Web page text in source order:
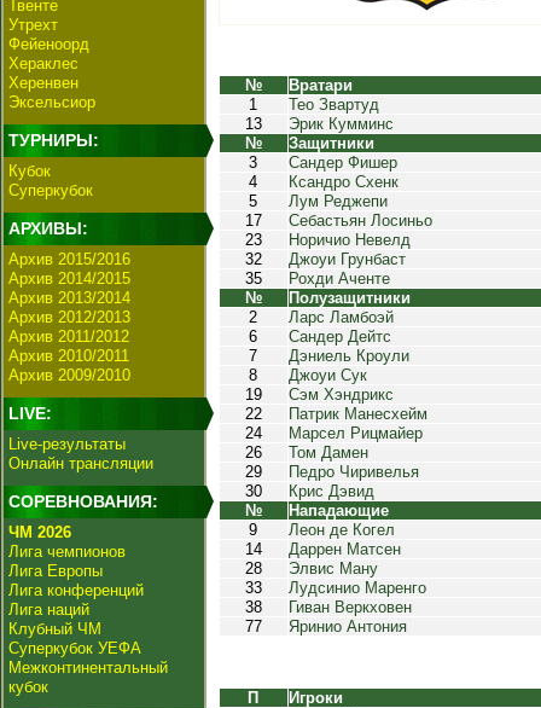
Твенте
Утрехт
Фейеноорд
Хераклес
Херенвен
Эксельсиор
ТУРНИРЫ:
Кубок
Суперкубок
АРХИВЫ:
Архив 2015/2016
Архив 2014/2015
Архив 2013/2014
Архив 2012/2013
Архив 2011/2012
Архив 2010/2011
Архив 2009/2010
LIVE:
Live-результаты
Онлайн трансляции
СОРЕВНОВАНИЯ:
ЧМ 2026
Лига чемпионов
Лига Европы
Лига конференций
Лига наций
Клубный ЧМ
Суперкубок УЕФА
Межконтинентальный
кубок
№
Вратари
1
Тео Звартуд
13
Эрик Кумминс
№
Защитники
3
Сандер Фишер
4
Ксандро Схенк
5
Лум Реджепи
17
Себастьян Лосиньо
23
Норичио Невелд
32
Джоуи Грунбаст
35
Рохди Аченте
№
Полузащитники
2
Ларс Ламбоэй
6
Сандер Дейтс
7
Дэниель Кроули
8
Джоуи Сук
19
Сэм Хэндрикс
22
Патрик Манесхейм
24
Марсел Рицмайер
26
Том Дамен
29
Педро Чиривелья
30
Крис Дэвид
№
Нападающие
9
Леон де Когел
14
Даррен Матсен
28
Элвис Ману
33
Лудсинио Маренго
38
Гиван Веркховен
77
Яринио Антония
П
Игроки